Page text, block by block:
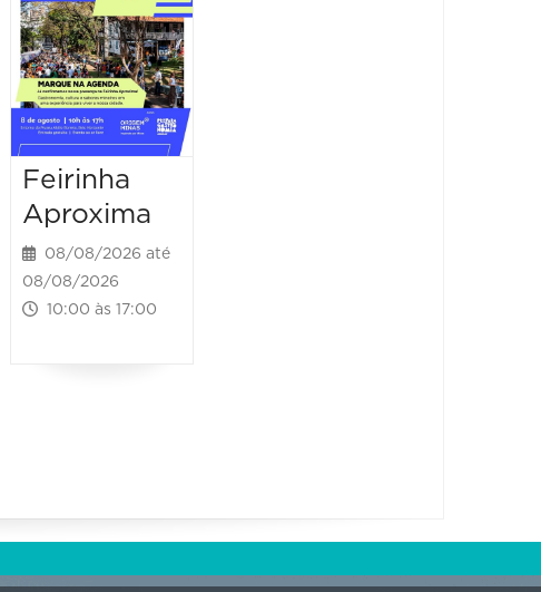
Feirinha
Aproxima
08/08/2026 até
08/08/2026
10:00 às 17:00